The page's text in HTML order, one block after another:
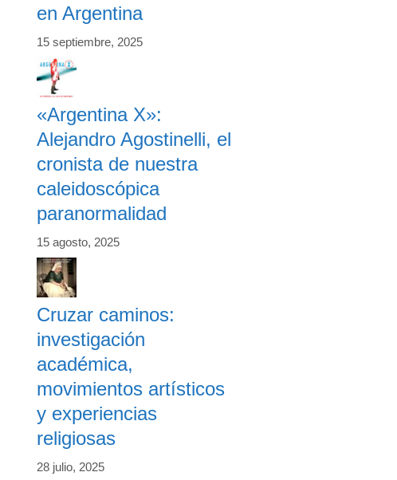
en Argentina
15 septiembre, 2025
«Argentina X»:
Alejandro Agostinelli, el
cronista de nuestra
caleidoscópica
paranormalidad
15 agosto, 2025
Cruzar caminos:
investigación
académica,
movimientos artísticos
y experiencias
religiosas
28 julio, 2025